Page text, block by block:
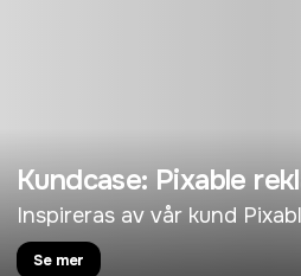
Kundcase: Pixable
Inspireras av vår kund
Se mer